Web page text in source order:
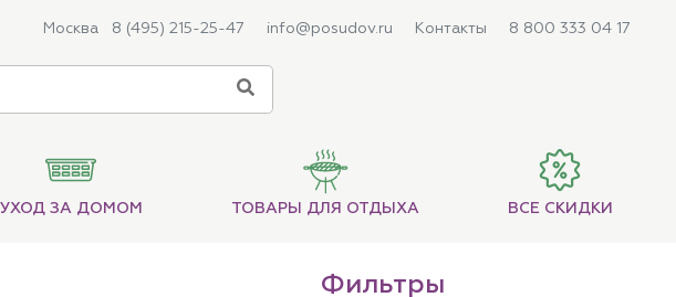
Москва 8 (495) 215-25-47 info@posudov.ru Контакты 8 800 333 04 17
УХОД ЗА ДОМОМ ТОВАРЫ ДЛЯ ОТДЫХА ВСЕ СКИДКИ
Фильтры